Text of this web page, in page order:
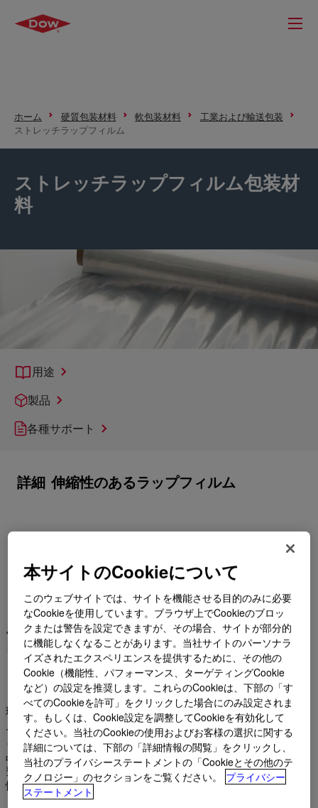
ホーム 硬質包装材料 軟包装材料
工業および輸送包装
ストレッチラップフィルム
ストレッチラップフィルム包装材
料
用途
製品
各種サポート
詳細 伸縮性のあるラップフィルム
高性能包装のニーズに対応す
るストレッチフィルム
現代の包装の礎となる、ダウのポリエチレンストレッチフィル
ムの優れた性能をご覧ください。これらのフィルムは多用途性
と効率性に優れ、輸送、保管、および小売ディスプレイ用の製
品を保護します。当社のストレッチフィルムは、工業出荷と消
費者用途のどちらにも理想的で、優れた荷重安定性、耐穿刺
性、透明度を実現します。持続可能な包装ソリューションによ
り、材料使用量と環境への影響を削減します。当社の高性能ス
本サイトのCookieについて
このウェブサイトでは、サイトを機能させる目的のみに必要
なCookieを使用しています。ブラウザ上でCookieのブロッ
クまたは警告を設定できますが、その場合、サイトが部分的
に機能しなくなることがあります。当社サイトのパーソナラ
イズされたエクスペリエンスを提供するために、その他の
Cookie（機能性、パフォーマンス、ターゲティングCookie
など）の設定を推奨します。これらのCookieは、下部の「す
べてのCookieを許可」をクリックした場合にのみ設定されま
す。もしくは、Cookie設定を調整してCookieを有効化して
ください。当社のCookieの使用およびお客様の選択に関する
詳細については、下部の「詳細情報の閲覧」をクリックし、
当社のプライバシーステートメントの「Cookieとその他のテ
クノロジー」のセクションをご覧ください。
プライバシー
ステートメント